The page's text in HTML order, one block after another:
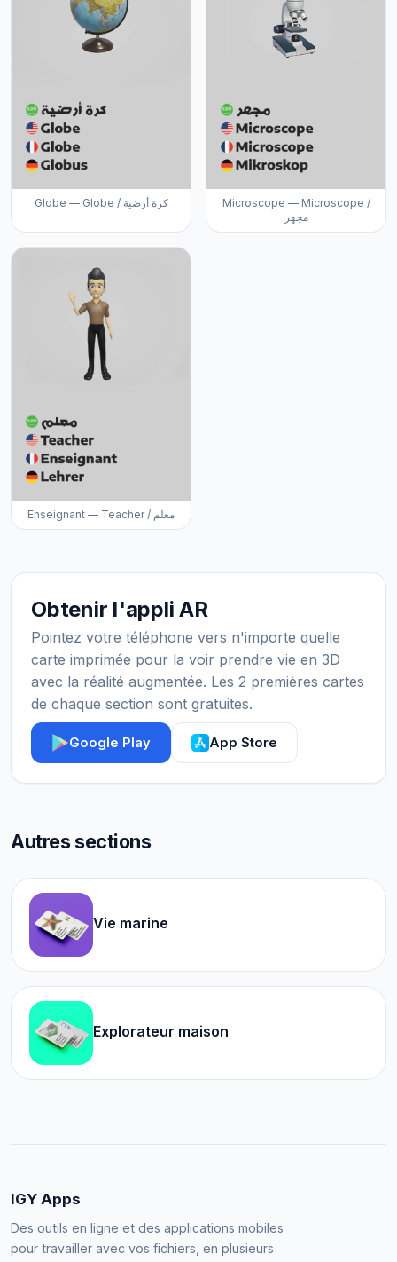
Globe — Globe / كرة أرضية
Microscope — Microscope /
مجهر
Enseignant — Teacher / معلم
Obtenir l'appli AR
Pointez votre téléphone vers n'importe quelle
carte imprimée pour la voir prendre vie en 3D
avec la réalité augmentée. Les 2 premières cartes
de chaque section sont gratuites.
Google Play App Store
Autres sections
Vie marine
Explorateur maison
IGY Apps
Des outils en ligne et des applications mobiles
pour travailler avec vos fichiers, en plusieurs